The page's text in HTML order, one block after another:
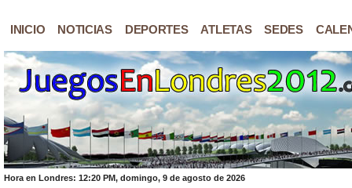
INICIO NOTICIAS DEPORTES ATLETAS SEDES
Hora en Londres: 12:20 PM, domingo, 9 de agosto de 2026